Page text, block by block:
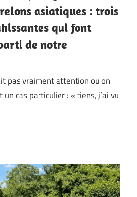
asiatiques : trois
qui font
de notre
pas vraiment attention ou on
un cas particulier : « tiens, j’ai vu